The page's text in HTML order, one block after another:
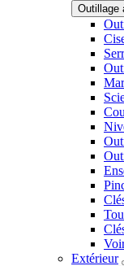
Outillage
Extérieur